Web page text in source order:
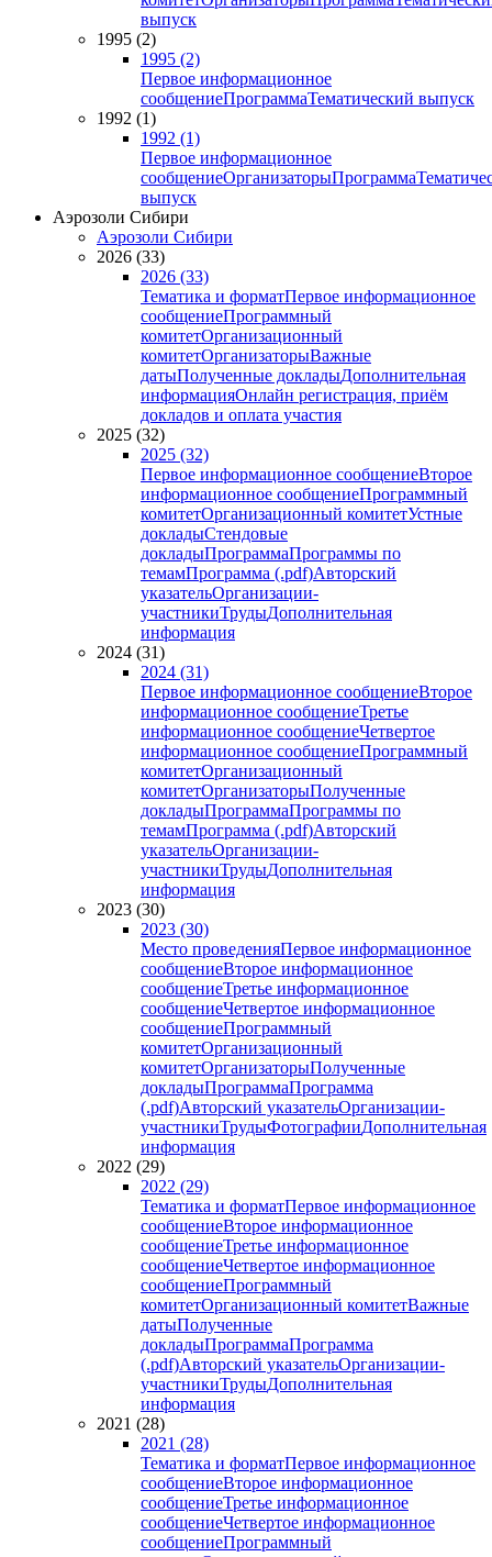
выпуск
1995 (2)
1995 (2)
Первое информационное
сообщениеПрограммаТематический выпуск
1992 (1)
1992 (1)
Первое информационное
сообщениеОрганизаторыПрограмма
выпуск
Аэрозоли Сибири
Аэрозоли Сибири
2026 (33)
2026 (33)
Тематика и форматПервое информационное
сообщениеПрограммный
комитетОрганизационный
комитетОрганизаторыВажные
датыПолученные докладыДополнительная
информацияОнлайн регистрация, приём
докладов и оплата участия
2025 (32)
2025 (32)
Первое информационное сообщениеВторое
информационное сообщениеПрограммный
комитетОрганизационный комитетУстные
докладыСтендовые
докладыПрограммаПрограммы по
темамПрограмма (.pdf)Авторский
указательОрганизации-
участникиТрудыДополнительная
информация
2024 (31)
2024 (31)
Первое информационное сообщениеВторое
информационное сообщениеТретье
информационное сообщениеЧетвертое
информационное сообщениеПрограммный
комитетОрганизационный
комитетОрганизаторыПолученные
докладыПрограммаПрограммы по
темамПрограмма (.pdf)Авторский
указательОрганизации-
участникиТрудыДополнительная
информация
2023 (30)
2023 (30)
Место проведенияПервое информационное
сообщениеВторое информационное
сообщениеТретье информационное
сообщениеЧетвертое информационное
сообщениеПрограммный
комитетОрганизационный
комитетОрганизаторыПолученные
докладыПрограммаПрограмма
(.pdf)Авторский указательОрганизации-
участникиТрудыФотографииДополнительная
информация
2022 (29)
2022 (29)
Тематика и форматПервое информационное
сообщениеВторое информационное
сообщениеТретье информационное
сообщениеЧетвертое информационное
сообщениеПрограммный
комитетОрганизационный комитетВажные
датыПолученные
докладыПрограммаПрограмма
(.pdf)Авторский указательОрганизации-
участникиТрудыДополнительная
информация
2021 (28)
2021 (28)
Тематика и форматПервое информационное
сообщениеВторое информационное
сообщениеТретье информационное
сообщениеЧетвертое информационное
сообщениеПрограммный